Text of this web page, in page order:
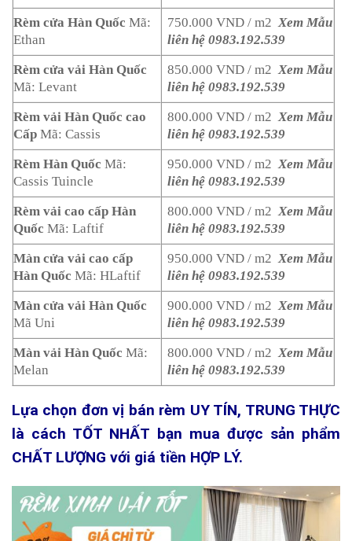
Rèm cửa Hàn Quốc Mã:
Ethan
750.000 VND / m2Xem Mẫu
liên hệ 0983.192.539
Rèm cửa vải Hàn Quốc
Mã: Levant
850.000 VND / m2Xem Mẫu
liên hệ 0983.192.539
Rèm vải Hàn Quốc cao
Cấp Mã: Cassis
800.000 VND / m2Xem Mẫu
liên hệ 0983.192.539
Rèm Hàn Quốc Mã:
Cassis Tuincle
950.000 VND / m2Xem Mẫu
liên hệ 0983.192.539
Rèm vải cao cấp Hàn
Quốc Mã: Laftif
800.000 VND / m2Xem Mẫu
liên hệ 0983.192.539
Màn cửa vải cao cấp
Hàn Quốc Mã: HLaftif
950.000 VND / m2Xem Mẫu
liên hệ 0983.192.539
Màn cửa vải Hàn Quốc
Mã Uni
900.000 VND / m2Xem Mẫu
liên hệ 0983.192.539
Màn vải Hàn Quốc Mã:
Melan
800.000 VND / m2Xem Mẫu
liên hệ 0983.192.539
Lựa chọn đơn vị bán rèm UY TÍN, TRUNG THỰC
là cách TỐT NHẤT bạn mua được sản phẩm
CHẤT LƯỢNG với giá tiền HỢP LÝ.